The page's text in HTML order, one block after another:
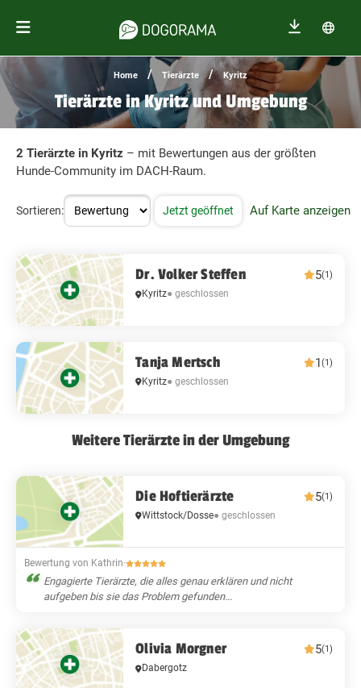
Home / Tierärzte / Kyritz
Tierärzte in Kyritz und Umgebung
2 Tierärzte in Kyritz – mit Bewertungen aus der größten
Hunde-Community im DACH-Raum.
Sortieren: Jetzt geöffnet Auf Karte anzeigen
Dr. Volker Steffen 5(1)
Kyritz● geschlossen
Tanja Mertsch 1(1)
Kyritz● geschlossen
Weitere Tierärzte in der Umgebung
Die Hoftierärzte 5(1)
Wittstock/Dosse● geschlossen
Bewertung von Kathrin·
Engagierte Tierärzte, die alles genau erklären und nicht
aufgeben bis sie das Problem gefunden...
Olivia Morgner 5(1)
Dabergotz